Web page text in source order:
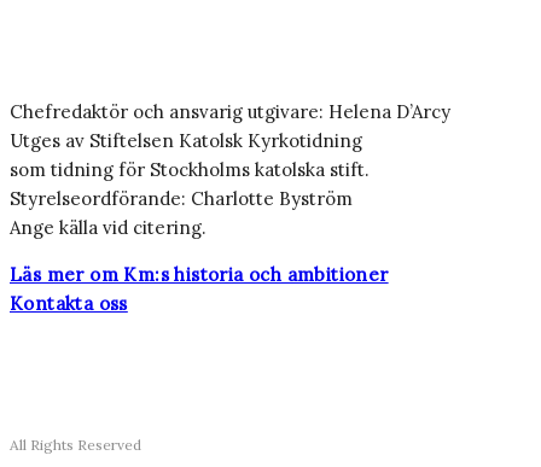
Chefredaktör och ansvarig utgivare: Helena D’Arcy
Utges av Stiftelsen Katolsk Kyrkotidning
som tidning för Stockholms katolska stift.
Styrelseordförande: Charlotte Byström
Ange källa vid citering.
Läs mer om Km:s historia och ambitioner
Kontakta oss
All Rights Reserved